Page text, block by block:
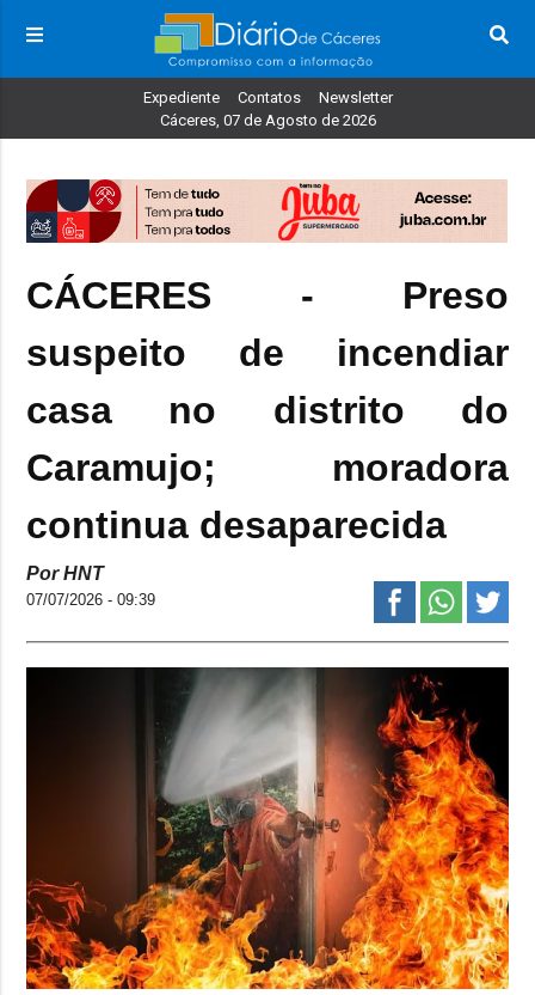
Expediente Contatos
Newsletter
Cáceres, 07 de Agosto de 2026
CÁCERES - Preso
suspeito de incendiar
casa no distrito do
Caramujo; moradora
continua desaparecida
Por HNT
07/07/2026 - 09:39